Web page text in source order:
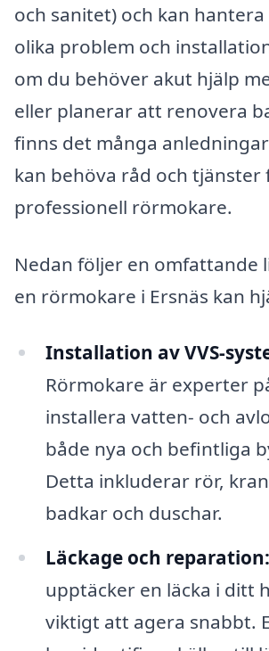
och sanitet) och kan
olika problem och
om du behöver akut hjälp
eller planerar att renovera
finns det många
kan behöva råd och tjänster
professionell rörmokare.
Nedan följer en omfattande
en rörmokare i Ersnäs kan
Installation av VVS-
Rörmokare är experter
installera vatten- och
både nya och befintliga
Detta inkluderar rör,
badkar och duschar.
Läckage och reparation:
upptäcker en läcka i ditt
viktigt att agera snabbt.